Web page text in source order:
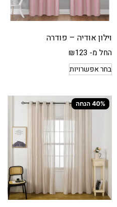
וילון אודיה – פודרה
החל מ- ₪123
בחר אפשרויות
40% הנחה